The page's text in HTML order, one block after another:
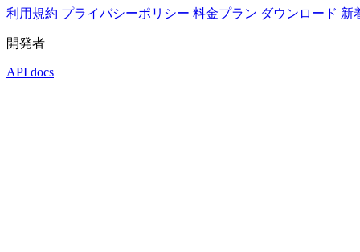
利用規約 プライバシーポリシー 料金プラン ダウンロード 新
開発者
API docs